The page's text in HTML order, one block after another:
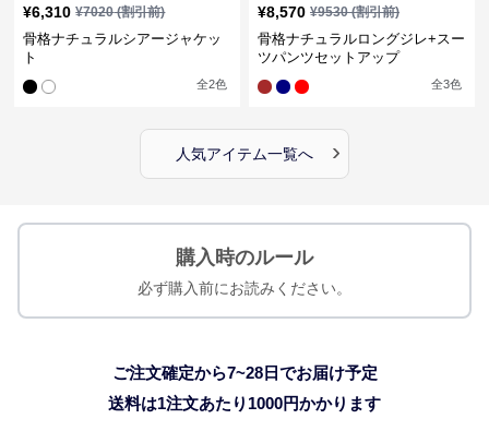
¥6,310 ¥7020(割引前)
骨格ナチュラルシアージャケッ
ト
全2色
¥8,570 ¥9530(割引前)
骨格ナチュラルロングジレ+スー
ツパンツセットアップ
全3色
人気アイテム一覧へ ›
購入時のルール
必ず購入前にお読みください。
ご注文確定から7~28日でお届け予定
送料は1注文あたり 1000円かかります